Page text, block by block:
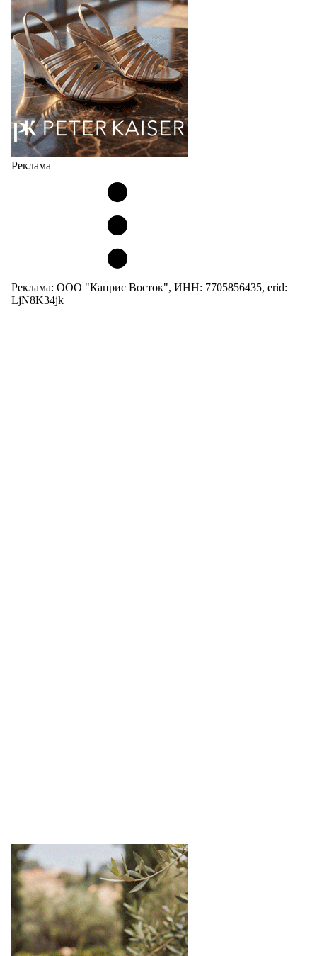
Реклама
Реклама: ООО "Каприс Восток", ИНН: 7705856435, erid:
LjN8K34jk